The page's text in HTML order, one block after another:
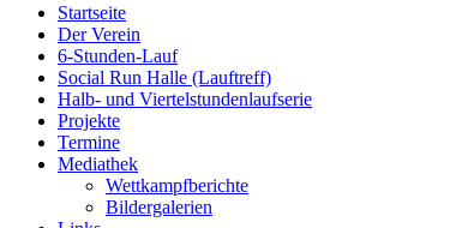
Startseite
Der Verein
6-Stunden-Lauf
Social Run Halle (Lauftreff)
Halb- und Viertelstundenlaufserie
Projekte
Termine
Mediathek
Wettkampfberichte
Bildergalerien